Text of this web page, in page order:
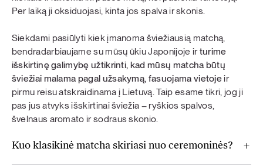
Per laiką ji oksiduojasi, kinta jos spalva ir skonis.
Siekdami pasiūlyti kiek įmanoma šviežiausią matchą,
bendradarbiaujame su mūsų ūkiu Japonijoje irturime
išskirtinę galimybę užtikrinti, kad mūsų matcha būtų
šviežiai malama pagal užsakymą, fasuojama vietojeir
pirmu reisu atskraidinama į Lietuvą. Taip esame tikri, jog ji
pas jus atvyks išskirtinai šviežia – ryškios spalvos,
švelnaus aromato ir sodraus skonio.
Kuo klasikinė matcha skiriasi nuo ceremoninės?